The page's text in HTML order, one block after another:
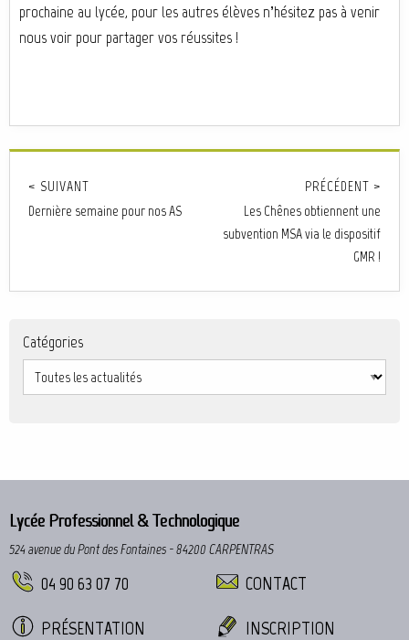
prochaine au lycée, pour les autres élèves n’hésitez pas à venir
nous voir pour partager vos réussites !
< SUIVANT
Dernière semaine pour nos AS
PRÉCÉDENT >
Les Chênes obtiennent une
subvention MSA via le dispositif
GMR !
Catégories
Lycée Professionnel & Technologique
524 avenue du Pont des Fontaines - 84200 CARPENTRAS
04 90 63 07 70 CONTACT
PRÉSENTATION INSCRIPTION